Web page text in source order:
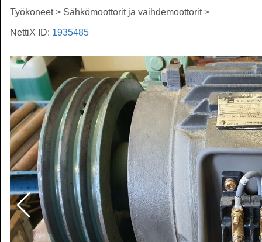
Työkoneet > Sähkömoottorit ja vaihdemoottorit >
NettiX ID: 1935485